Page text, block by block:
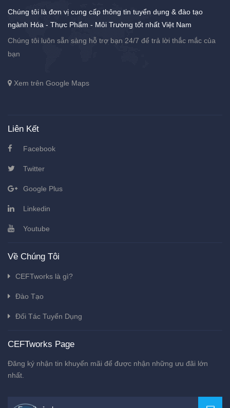
Chúng tôi là đơn vị cung cấp thông tin tuyển dụng & đào tạo
ngành Hóa - Thực Phẩm - Môi Trường tốt nhất Việt Nam
Chúng tôi luôn sẵn sàng hỗ trợ bạn 24/7 để trả lời thắc mắc của
bạn
Xem trên Google Maps
Liên Kết
Facebook
Twitter
Google Plus
Linkedin
Youtube
Về Chúng Tôi
CEFTworks là gì?
Đào Tạo
Đối Tác Tuyển Dụng
CEFTworks Page
Đăng ký nhận tin khuyến mãi để được nhận những ưu đãi lớn
nhất.